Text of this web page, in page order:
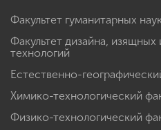
Факультет гуманитарных
Факультет дизайна,
технологий
Естественно-
Химико-технологический
Физико-технологический